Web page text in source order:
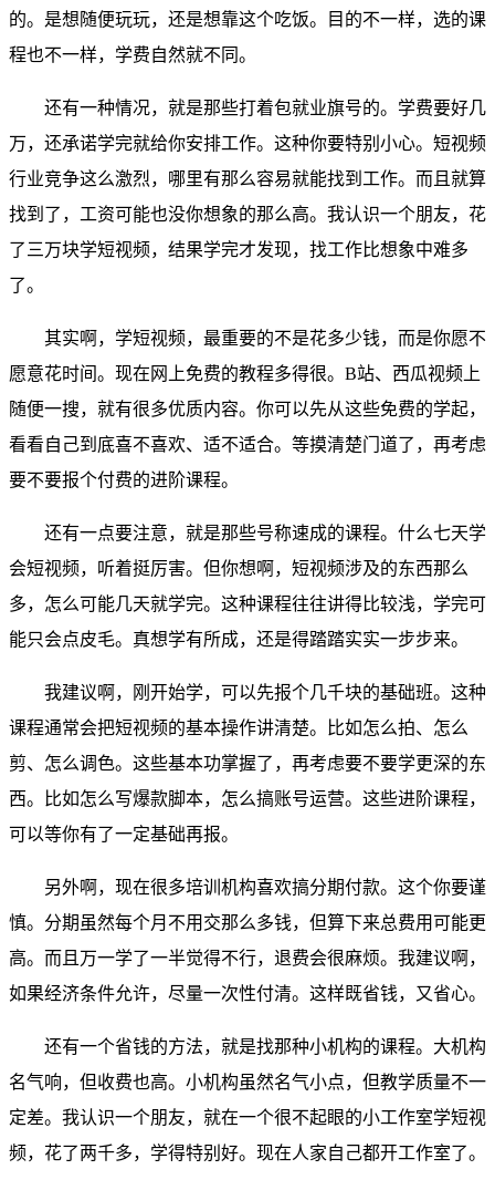
的。是想随便玩玩，还是想靠这个吃饭。目的不一样，选的课
程也不一样，学费自然就不同。
还有一种情况，就是那些打着包就业旗号的。学费要好几
万，还承诺学完就给你安排工作。这种你要特别小心。短视频
行业竞争这么激烈，哪里有那么容易就能找到工作。而且就算
找到了，工资可能也没你想象的那么高。我认识一个朋友，花
了三万块学短视频，结果学完才发现，找工作比想象中难多
了。
其实啊，学短视频，最重要的不是花多少钱，而是你愿不
愿意花时间。现在网上免费的教程多得很。B站、西瓜视频上
随便一搜，就有很多优质内容。你可以先从这些免费的学起，
看看自己到底喜不喜欢、适不适合。等摸清楚门道了，再考虑
要不要报个付费的进阶课程。
还有一点要注意，就是那些号称速成的课程。什么七天学
会短视频，听着挺厉害。但你想啊，短视频涉及的东西那么
多，怎么可能几天就学完。这种课程往往讲得比较浅，学完可
能只会点皮毛。真想学有所成，还是得踏踏实实一步步来。
我建议啊，刚开始学，可以先报个几千块的基础班。这种
课程通常会把短视频的基本操作讲清楚。比如怎么拍、怎么
剪、怎么调色。这些基本功掌握了，再考虑要不要学更深的东
西。比如怎么写爆款脚本，怎么搞账号运营。这些进阶课程，
可以等你有了一定基础再报。
另外啊，现在很多培训机构喜欢搞分期付款。这个你要谨
慎。分期虽然每个月不用交那么多钱，但算下来总费用可能更
高。而且万一学了一半觉得不行，退费会很麻烦。我建议啊，
如果经济条件允许，尽量一次性付清。这样既省钱，又省心。
还有一个省钱的方法，就是找那种小机构的课程。大机构
名气响，但收费也高。小机构虽然名气小点，但教学质量不一
定差。我认识一个朋友，就在一个很不起眼的小工作室学短视
频，花了两千多，学得特别好。现在人家自己都开工作室了。